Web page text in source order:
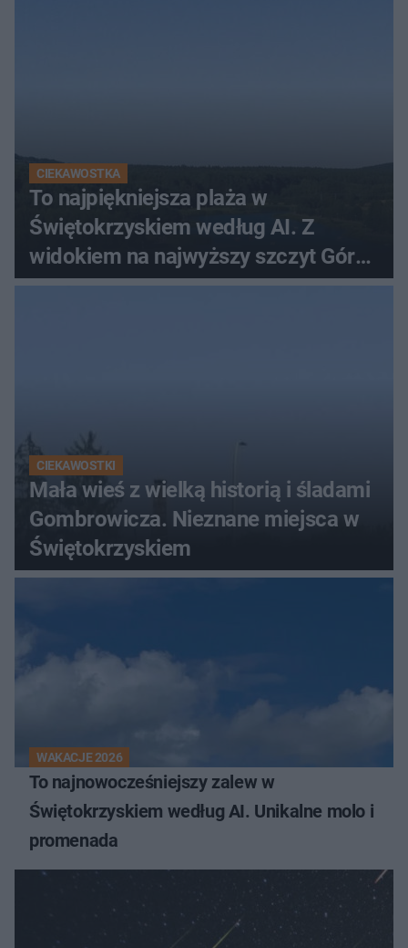
CIEKAWOSTKA
To najpiękniejsza plaża w
Świętokrzyskiem według AI. Z
widokiem na najwyższy szczyt Gór
Świętokrzyskich
CIEKAWOSTKI
Mała wieś z wielką historią i śladami
Gombrowicza. Nieznane miejsca w
Świętokrzyskiem
WAKACJE 2026
To najnowocześniejszy zalew w
Świętokrzyskiem według AI. Unikalne molo i
promenada